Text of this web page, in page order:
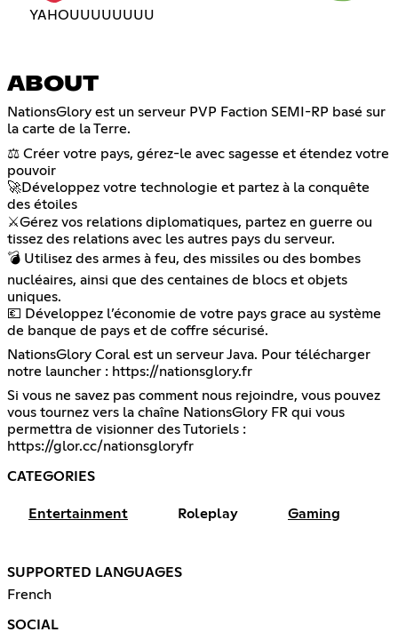
YAHOUUUUUUUU
ABOUT
NationsGlory est un serveur PVP Faction SEMI-RP basé sur
la carte de la Terre.
⚖️ Créer votre pays, gérez-le avec sagesse et étendez votre
pouvoir
🚀Développez votre technologie et partez à la conquête
des étoiles
⚔️Gérez vos relations diplomatiques, partez en guerre ou
tissez des relations avec les autres pays du serveur.
💣 Utilisez des armes à feu, des missiles ou des bombes
nucléaires, ainsi que des centaines de blocs et objets
uniques.
💶 Développez l’économie de votre pays grace au système
de banque de pays et de coffre sécurisé.
NationsGlory Coral est un serveur Java. Pour télécharger
notre launcher : https://nationsglory.fr
Si vous ne savez pas comment nous rejoindre, vous pouvez
vous tournez vers la chaîne NationsGlory FR qui vous
permettra de visionner des Tutoriels :
https://glor.cc/nationsgloryfr
CATEGORIES
Entertainment Roleplay Gaming
SUPPORTED LANGUAGES
French
SOCIAL